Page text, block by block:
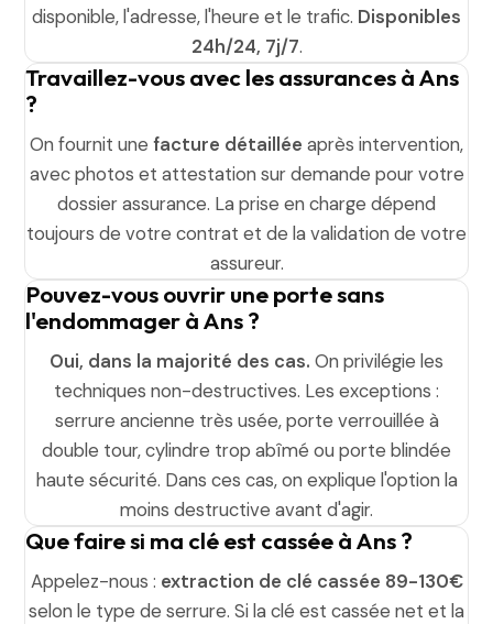
disponible, l'adresse, l'heure et le trafic. Disponibles
24h/24, 7j/7.
Travaillez-vous avec les assurances à Ans
?
On fournit une facture détaillée après intervention,
avec photos et attestation sur demande pour votre
dossier assurance. La prise en charge dépend
toujours de votre contrat et de la validation de votre
assureur.
Pouvez-vous ouvrir une porte sans
l'endommager à Ans ?
Oui, dans la majorité des cas. On privilégie les
techniques non-destructives. Les exceptions :
serrure ancienne très usée, porte verrouillée à
double tour, cylindre trop abîmé ou porte blindée
haute sécurité. Dans ces cas, on explique l'option la
moins destructive avant d'agir.
Que faire si ma clé est cassée à Ans ?
Appelez-nous : extraction de clé cassée 89-130€
selon le type de serrure. Si la clé est cassée net et la